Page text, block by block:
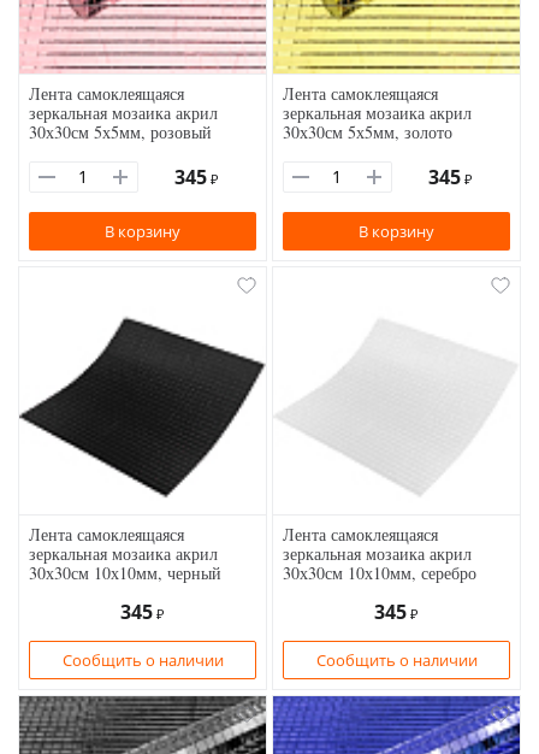
Лента самоклеящаяся
зеркальная мозаика акрил
30х30см 5х5мм, розовый
345 ₽
В корзину
Лента самоклеящаяся
зеркальная мозаика акрил
30х30см 5х5мм, золото
345 ₽
В корзину
Лента самоклеящаяся
зеркальная мозаика акрил
30х30см 10х10мм, черный
345 ₽
Сообщить о наличии
Лента самоклеящаяся
зеркальная мозаика акрил
30х30см 10х10мм, серебро
345 ₽
Сообщить о наличии